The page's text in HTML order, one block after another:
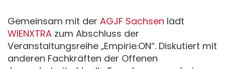
Gemeinsam mit der AGJF Sachsen lädt
WIENXTRA zum Abschluss der
Veranstaltungsreihe „Empirie.ON“. Diskutiert mit
anderen Fachkräften der Offenen